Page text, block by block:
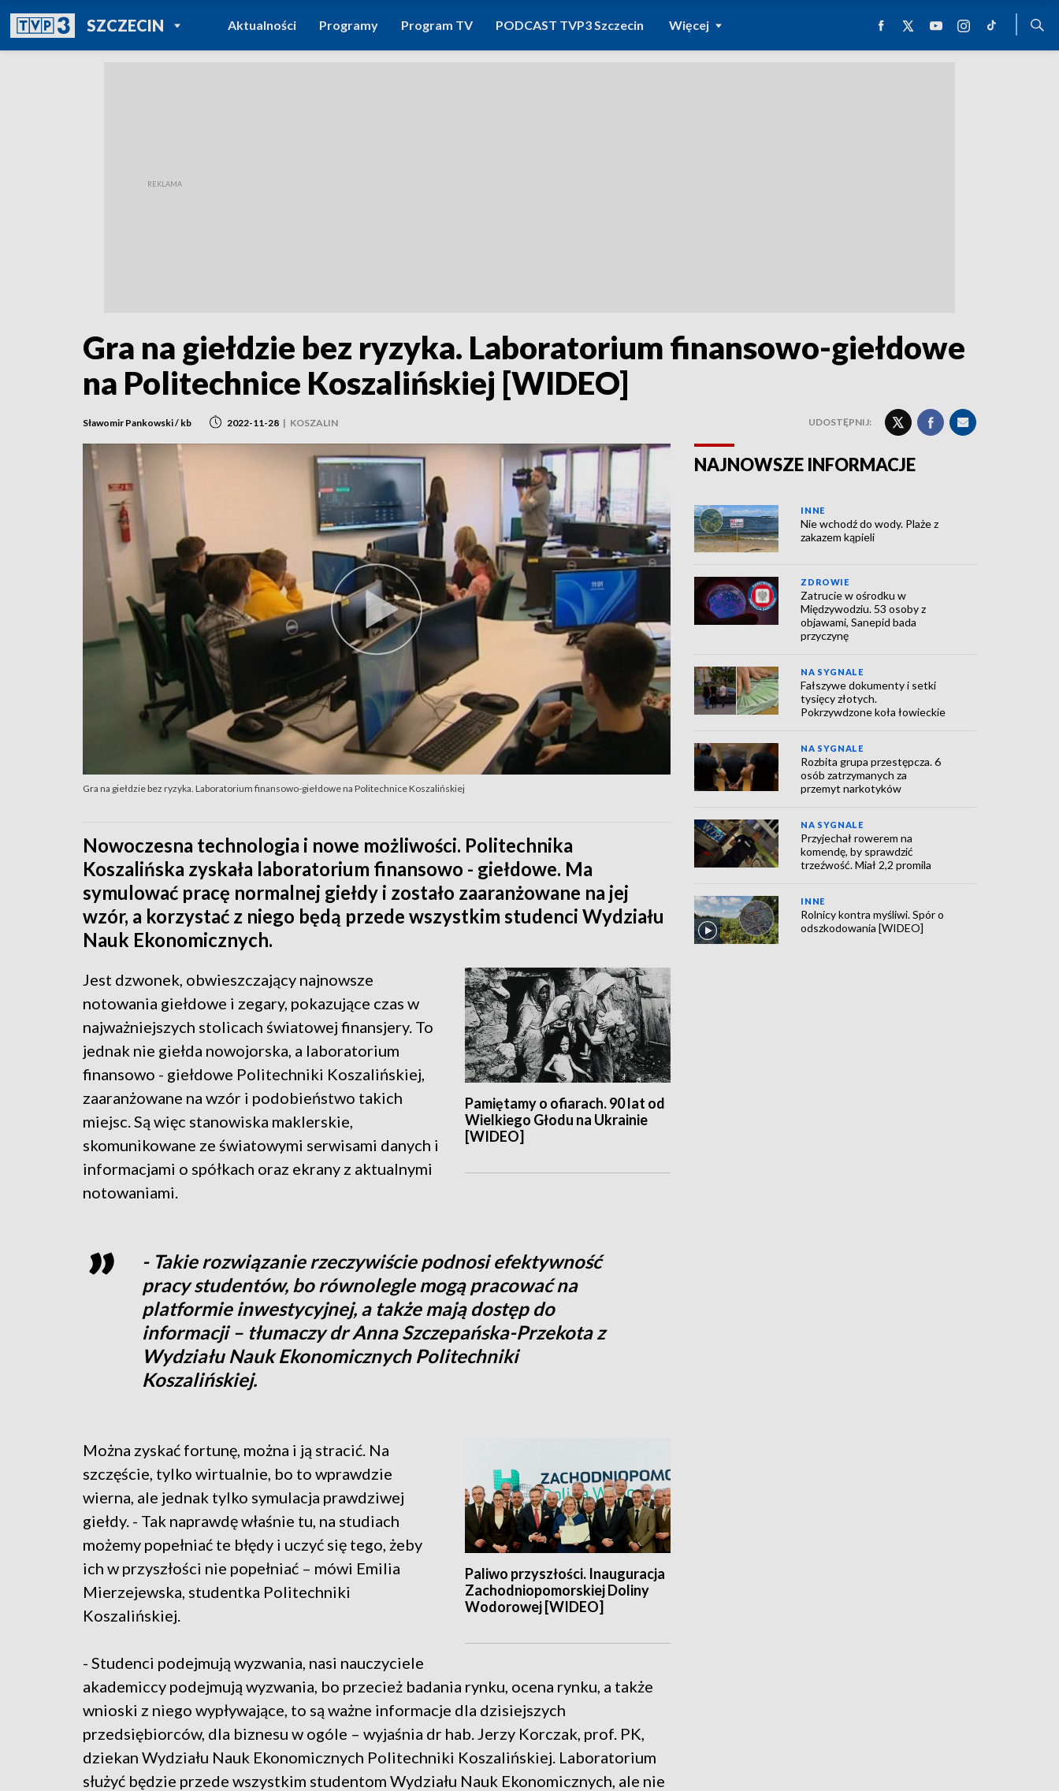
SZCZECINPOWRÓT DO
TVP REGIONY
Aktualności Programy Program TV PODCAST TVP3 Szczecin Więcej
Gra na giełdzie bez ryzyka. Laboratorium finansowo-giełdowe
na Politechnice Koszalińskiej [WIDEO]
Sławomir Pankowski / kb 2022-11-28 | KOSZALIN UDOSTĘPNIJ:
Gra na giełdzie bez ryzyka. Laboratorium finansowo-giełdowe na Politechnice Koszalińskiej
Nowoczesna technologia i nowe możliwości. Politechnika
Koszalińska zyskała laboratorium finansowo - giełdowe. Ma
symulować pracę normalnej giełdy i zostało zaaranżowane na jej
wzór, a korzystać z niego będą przede wszystkim studenci Wydziału
Nauk Ekonomicznych.
Pamiętamy o ofiarach. 90 lat od
Wielkiego Głodu na Ukrainie
[WIDEO]
Jest dzwonek, obwieszczający najnowsze
notowania giełdowe i zegary, pokazujące czas w
najważniejszych stolicach światowej finansjery. To
jednak nie giełda nowojorska, a laboratorium
finansowo - giełdowe Politechniki Koszalińskiej,
zaaranżowane na wzór i podobieństwo takich
miejsc. Są więc stanowiska maklerskie,
skomunikowane ze światowymi serwisami danych i
informacjami o spółkach oraz ekrany z aktualnymi
notowaniami.
- Takie rozwiązanie rzeczywiście podnosi efektywność
pracy studentów, bo równolegle mogą pracować na
platformie inwestycyjnej, a także mają dostęp do
informacji – tłumaczy dr Anna Szczepańska-Przekota z
Wydziału Nauk Ekonomicznych Politechniki
Koszalińskiej.
Paliwo przyszłości. Inauguracja
Zachodniopomorskiej Doliny
Wodorowej [WIDEO]
Można zyskać fortunę, można i ją stracić. Na
szczęście, tylko wirtualnie, bo to wprawdzie
wierna, ale jednak tylko symulacja prawdziwej
giełdy. - Tak naprawdę właśnie tu, na studiach
możemy popełniać te błędy i uczyć się tego, żeby
ich w przyszłości nie popełniać – mówi Emilia
Mierzejewska, studentka Politechniki
Koszalińskiej.
- Studenci podejmują wyzwania, nasi nauczyciele
akademiccy podejmują wyzwania, bo przecież badania rynku, ocena rynku, a także
wnioski z niego wypływające, to są ważne informacje dla dzisiejszych
przedsiębiorców, dla biznesu w ogóle – wyjaśnia dr hab. Jerzy Korczak, prof. PK,
dziekan Wydziału Nauk Ekonomicznych Politechniki Koszalińskiej. Laboratorium
służyć będzie przede wszystkim studentom Wydziału Nauk Ekonomicznych, ale nie
NAJNOWSZE INFORMACJE
INNE
Nie wchodź do wody. Plaże z
zakazem kąpieli
ZDROWIE
Zatrucie w ośrodku w
Międzywodziu. 53 osoby z
objawami, Sanepid bada
przyczynę
NA SYGNALE
Fałszywe dokumenty i setki
tysięcy złotych.
Pokrzywdzone koła łowieckie
NA SYGNALE
Rozbita grupa przestępcza. 6
osób zatrzymanych za
przemyt narkotyków
NA SYGNALE
Przyjechał rowerem na
komendę, by sprawdzić
trzeźwość. Miał 2,2 promila
INNE
Rolnicy kontra myśliwi. Spór o
odszkodowania [WIDEO]